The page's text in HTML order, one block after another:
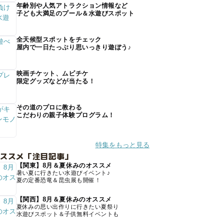
年齢別や人気アトラクション情報など
子ども大満足のプール＆水遊びスポット
全天候型スポットをチェック
屋内で一日たっぷり思いっきり遊ぼう♪
映画チケット、ムビチケ
限定グッズなどが当たる！
その道のプロに教わる
こだわりの親子体験プログラム！
特集をもっと見る
スメ「注目記事」
【関東】8月＆夏休みのオススメ
暑い夏に行きたい水遊びイベント♪
夏の定番恐竜＆昆虫展も開催！
【関西】8月＆夏休みのオススメ
夏休みの思い出作りに行きたい夏祭り
水遊びスポット＆子供無料イベントも